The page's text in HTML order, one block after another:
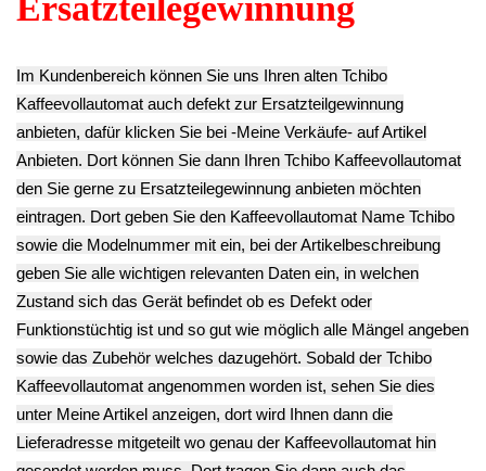
Anschluss
Tchibo 370635
9.90€
** Endkundenpreis
zzgl.Versand
Gehäuse
Blende Hinten
15.90€
**
zzgl.Versand
Kaffee Auslauf
12.90€
Endkundenpreis
zzgl. Versand
Kaffee Auslauf
Gehäuseteil Front
Tchibo 370635
12.90€
** Endkundenpreis
Lüsterklemme
Anschluss Strom
Tchibo 370635
4.90€
**
Endkundenpreis
zzgl.Versand
Kaffee Auslauf
innen Tchibo
370635
14.90€
**
Endkundenpreis
zzgl.Versand
Deutsch / English
Ersatzteile suchen?